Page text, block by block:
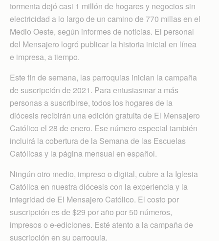
tormenta dejó casi 1 millón de hogares y negocios sin
electricidad a lo largo de un camino de 770 millas en el
Medio Oeste, según informes de noticias. El personal
del Mensajero logró publicar la historia inicial en línea
e impresa, a tiempo.
Este fin de semana, las parroquias inician la campaña
de suscripción de 2021. Para entusiasmar a más
personas a suscribirse, todos los hogares de la
diócesis recibirán una edición gratuita de El Mensajero
Católico el 28 de enero. Ese número especial también
incluirá la cobertura de la Semana de las Escuelas
Católicas y la página mensual en español.
Ningún otro medio, impreso o digital, cubre a la Iglesia
Católica en nuestra diócesis con la experiencia y la
integridad de El Mensajero Católico. El costo por
suscripción es de $29 por año por 50 números,
impresos o e-ediciones. Esté atento a la campaña de
suscripción en su parroquia.